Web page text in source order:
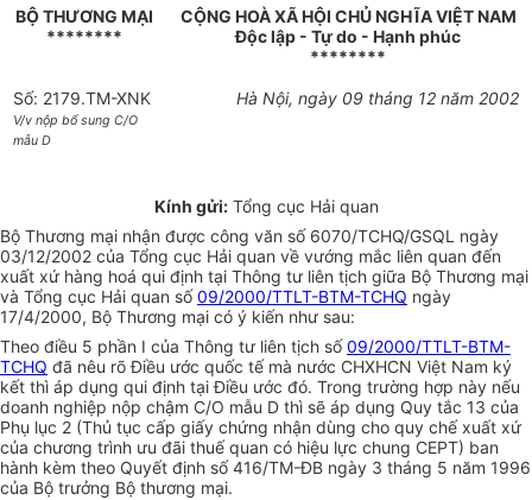
BỘ THƯƠNG MẠI
********
CỘNG HOÀ XÃ HỘI CHỦ NGHĨA VIỆT NAM
Độc lập - Tự do - Hạnh phúc
********
Số: 2179.TM-XNK
V/v nộp bổ sung C/O
mẫu D
Hà Nội, ngày 09 tháng 12 năm 2002
Kính gửi:Tổng cục Hải quan
Bộ Thương mại nhận được công văn số 6070/TCHQ/GSQL ngày
03/12/2002 của Tổng cục Hải quan về vướng mắc liên quan đến
xuất xứ hàng hoá qui định tại Thông tư liên tịch giữa Bộ Thương mại
và Tổng cục Hải quan số09/2000/TTLT-BTM-TCHQ ngày
17/4/2000, Bộ Thương mại có ý kiến như sau:
Theo điều 5 phần I của Thông tư liên tịch số09/2000/TTLT-BTM-
TCHQ đã nêu rõ Điều ước quốc tế mà nước CHXHCN Việt Nam ký
kết thì áp dụng qui định tại Điều ước đó. Trong trường hợp này nếu
doanh nghiệp nộp chậm C/O mẫu D thì sẽ áp dụng Quy tắc 13 của
Phụ lục 2 (Thủ tục cấp giấy chứng nhận dùng cho quy chế xuất xứ
của chương trình ưu đãi thuế quan có hiệu lực chung CEPT) ban
hành kèm theo Quyết định số 416/TM-ĐB ngày 3 tháng 5 năm 1996
của Bộ trưởng Bộ thương mại.